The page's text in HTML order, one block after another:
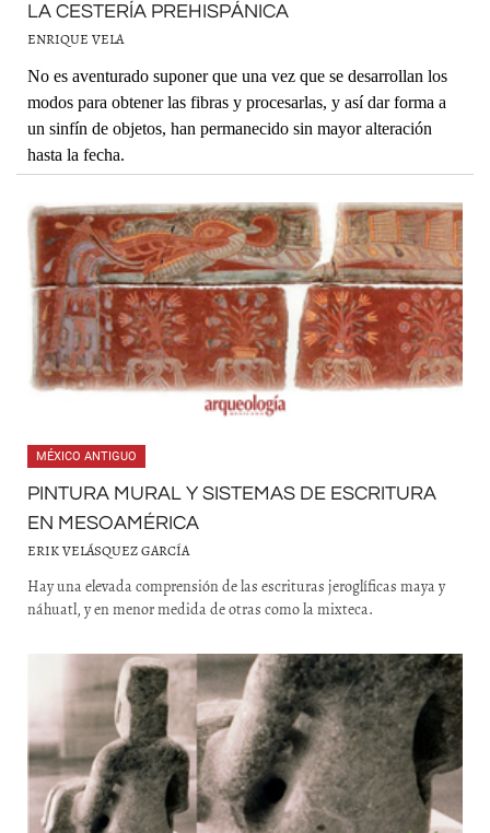
LA CESTERÍA PREHISPÁNICA
ENRIQUE VELA
No es aventurado suponer que una vez que se desarrollan los
modos para obtener las fibras y procesarlas, y así dar forma a
un sinfín de objetos, han permanecido sin mayor alteración
hasta la fecha.
MÉXICO ANTIGUO
PINTURA MURAL Y SISTEMAS DE ESCRITURA
EN MESOAMÉRICA
ERIK VELÁSQUEZ GARCÍA
Hay una elevada comprensión de las escrituras jeroglíficas maya y
náhuatl, y en menor medida de otras como la mixteca.